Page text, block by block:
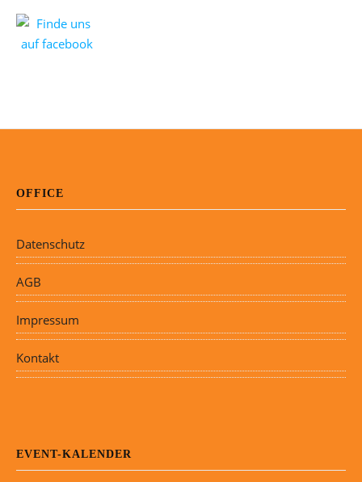
OFFICE
Datenschutz
AGB
Impressum
Kontakt
EVENT-KALENDER